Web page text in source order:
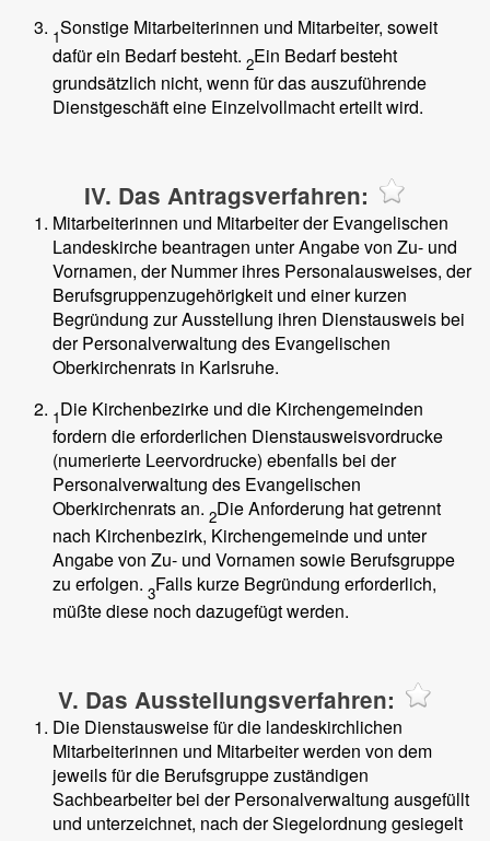
1Sonstige Mitarbeiterinnen und Mitarbeiter, soweit
dafür ein Bedarf besteht. 2Ein Bedarf besteht
grundsätzlich nicht, wenn für das auszuführende
Dienstgeschäft eine Einzelvollmacht erteilt wird.
IV. Das Antragsverfahren:
Mitarbeiterinnen und Mitarbeiter der Evangelischen
Landeskirche beantragen unter Angabe von Zu- und
Vornamen, der Nummer ihres Personalausweises, der
Berufsgruppenzugehörigkeit und einer kurzen
Begründung zur Ausstellung ihren Dienstausweis bei
der Personalverwaltung des Evangelischen
Oberkirchenrats in Karlsruhe.
1Die Kirchenbezirke und die Kirchengemeinden
fordern die erforderlichen Dienstausweisvordrucke
(numerierte Leervordrucke) ebenfalls bei der
Personalverwaltung des Evangelischen
Oberkirchenrats an. 2Die Anforderung hat getrennt
nach Kirchenbezirk, Kirchengemeinde und unter
Angabe von Zu- und Vornamen sowie Berufsgruppe
zu erfolgen. 3Falls kurze Begründung erforderlich,
müßte diese noch dazugefügt werden.
V. Das Ausstellungsverfahren:
Die Dienstausweise für die landeskirchlichen
Mitarbeiterinnen und Mitarbeiter werden von dem
jeweils für die Berufsgruppe zuständigen
Sachbearbeiter bei der Personalverwaltung ausgefüllt
und unterzeichnet, nach derSiegelordnung gesiegelt